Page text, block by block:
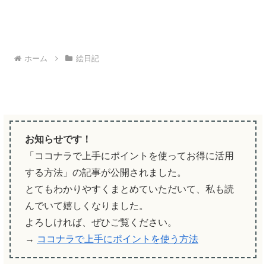
ホーム 絵日記
お知らせです！
「ココナラで上手にポイントを使ってお得に活用
する方法」の記事が公開されました。
とてもわかりやすくまとめていただいて、私も読
んでいて嬉しくなりました。
よろしければ、ぜひご覧ください。
→ ココナラで上手にポイントを使う方法